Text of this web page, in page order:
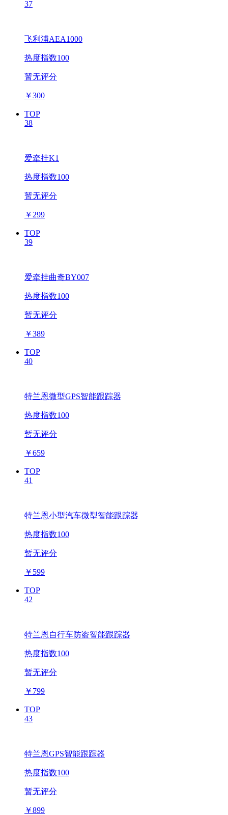
37
飞利浦AEA1000
热度指数100
暂无评分
￥300
TOP
38
爱牵挂K1
热度指数100
暂无评分
￥ 299
TOP
39
爱牵挂曲奇BY007
热度指数100
暂无评分
￥389
TOP
40
特兰恩微型GPS智能跟踪器
热度指数100
暂无评分
￥659
TOP
41
特兰恩小型汽车微型智能跟踪器
热度指数100
暂无评分
￥ 599
TOP
42
特兰恩自行车防盗智能跟踪器
热度指数100
暂无评分
￥ 799
TOP
43
特兰恩GPS智能跟踪器
热度指数100
暂无评分
￥899